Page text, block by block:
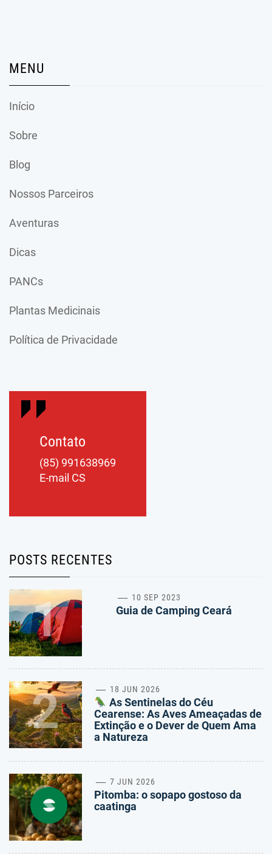
MENU
Início
Sobre
Blog
Nossos Parceiros
Aventuras
Dicas
PANCs
Plantas Medicinais
Política de Privacidade
Contato
(85) 991638969
E-mail CS
POSTS RECENTES
1 10 SEP 2023
Guia de Camping Ceará
2 18 JUN 2026
As Sentinelas do Céu
Cearense: As Aves Ameaçadas de
Extinção e o Dever de Quem Ama
a Natureza
3 7 JUN 2026
Pitomba: o sopapo gostoso da
caatinga